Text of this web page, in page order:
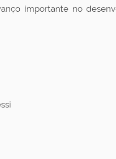
importante no